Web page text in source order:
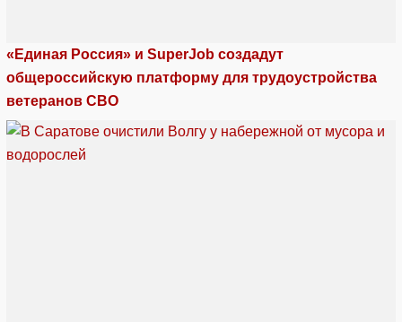
«Единая Россия» и SuperJob создадут
общероссийскую платформу для трудоустройства
ветеранов СВО